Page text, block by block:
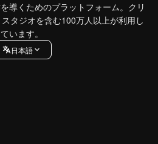
導くためのプラットフォーム。クリ
タジオを含む100万人以上が利用し
ています。
日本語